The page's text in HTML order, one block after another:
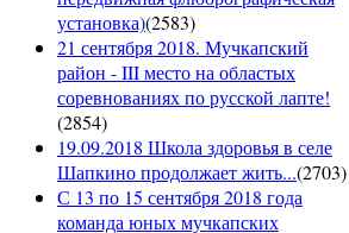
установка)(2583)
21 сентября 2018. Мучкапский
район - III место на областых
соревнованиях по русской лапте!
(2854)
19.09.2018 Школа здоровья в селе
Шапкино продолжает жить...(2703)
С 13 по 15 сентября 2018 года
команда юных мучкапских